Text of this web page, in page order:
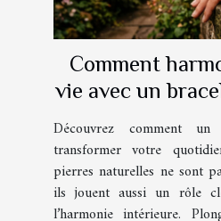
Comment
vie avec un
Découvrez comment
transformer votre
pierres naturelles ne sont
ils jouent aussi un rôle
l’harmonie intérieure.